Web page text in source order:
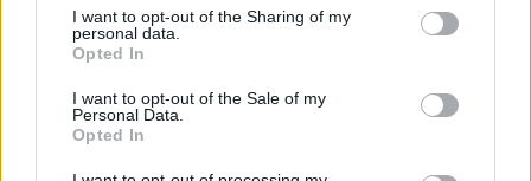
I want to opt-out of the Sharing of my
personal data.
Opted In
I want to opt-out of the Sale of my
Personal Data.
Opted In
Group SEC Newgate, McCANN), το πρόγραμμα
δημιουργεί πραγματικές προοπτικές για νέες
γυναίκες που αναζητούν το πρώτο τους
επαγγελματικό βήμα. Οι θέσεις ανακοινώνονται
πλατφόρμα του Live A Legacy
, και η αίτηση